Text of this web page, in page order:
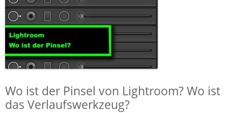
Wo ist der Pinsel von Lightroom? Wo ist
das Verlaufswerkzeug?